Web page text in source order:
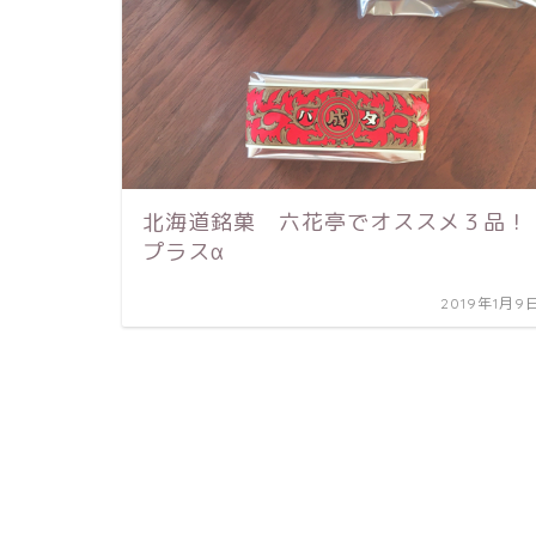
北海道銘菓 六花亭でオススメ３品！
プラスα
2019年1月9